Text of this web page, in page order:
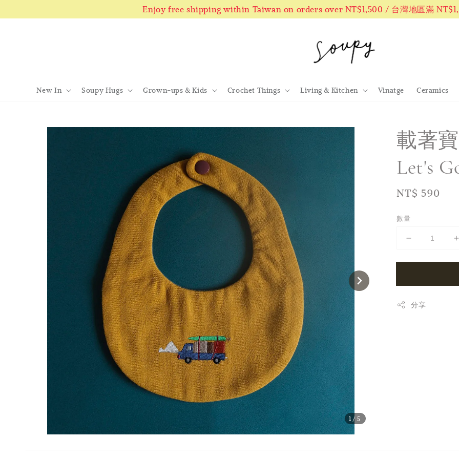
Enjoy free shipping within Taiwan on orders over NT$1,500 / 台灣地區滿
New In Soupy Hugs Grown-ups & Kids Crochet Things Living & Kitchen Vinatge Ceramics
1 /5
載著
Let's
Regular
NT$ 590
數量
分享